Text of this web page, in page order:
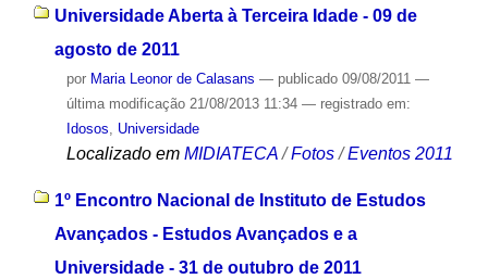
Universidade Aberta à Terceira Idade - 09 de
agosto de 2011
por Maria Leonor de Calasans — publicado09/08/2011 —
última modificação21/08/2013 11:34 — registrado em:
Idosos, Universidade
Localizado em MIDIATECA /Fotos /Eventos 2011
1º Encontro Nacional de Instituto de Estudos
Avançados - Estudos Avançados e a
Universidade - 31 de outubro de 2011